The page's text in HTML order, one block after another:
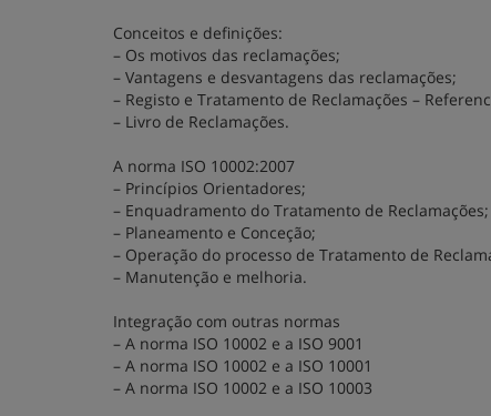
Conceitos e definições:
– Os motivos das reclamações;
– Vantagens e desvantagens das reclamações;
– Registo e Tratamento de Reclamações –
– Livro de Reclamações.
A norma ISO 10002:2007
– Princípios Orientadores;
– Enquadramento do Tratamento de Reclamações;
– Planeamento e Conceção;
– Operação do processo de Tratamento de
– Manutenção e melhoria.
Integração com outras normas
– A norma ISO 10002 e a ISO 9001
– A norma ISO 10002 e a ISO 10001
– A norma ISO 10002 e a ISO 10003